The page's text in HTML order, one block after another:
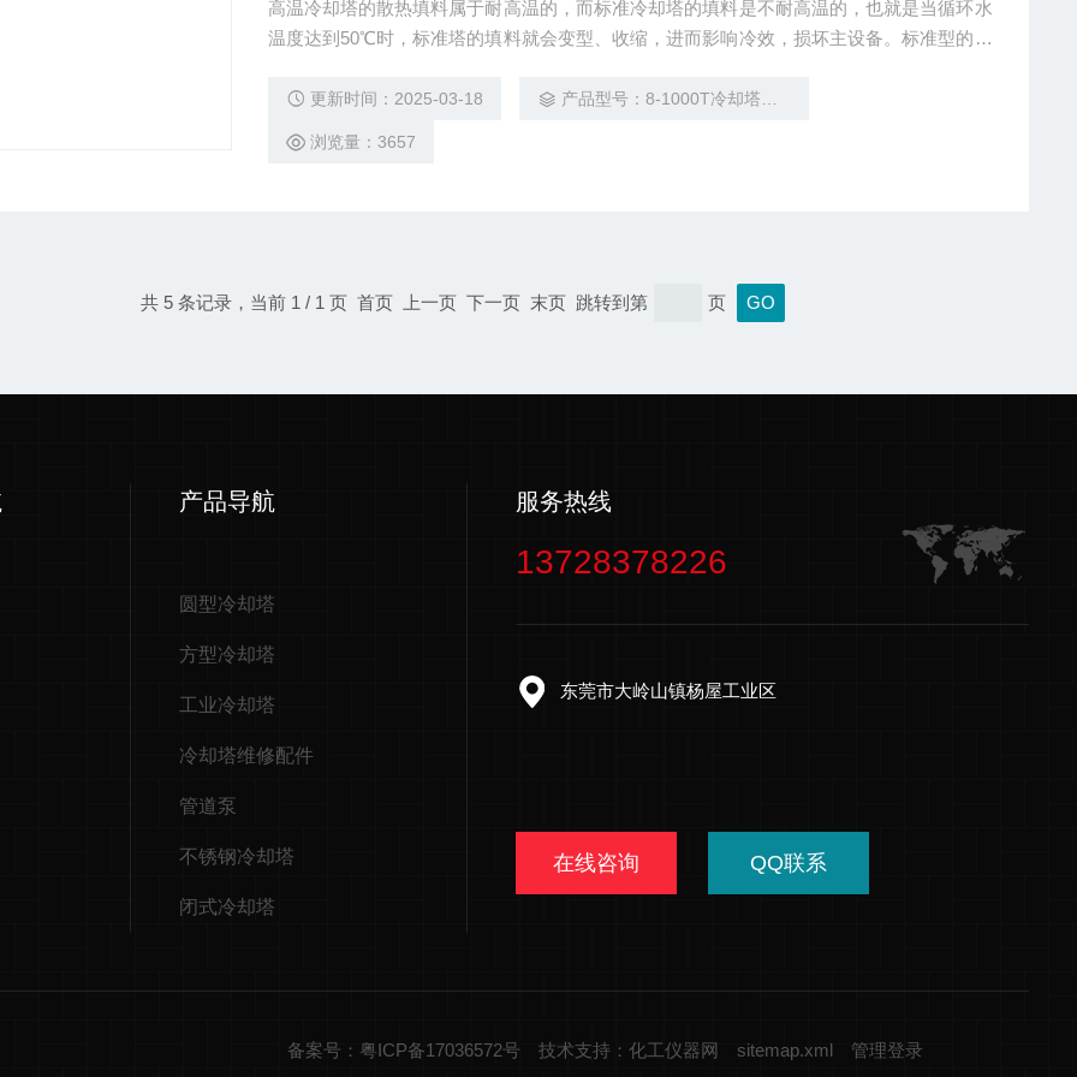
高温冷却塔的散热填料属于耐高温的，而标准冷却塔的填料是不耐高温的，也就是当循环水
温度达到50℃时，标准塔的填料就会变型、收缩，进而影响冷效，损坏主设备。标准型的一
填料 更新时间：2025-03-18 产品型号：8-1000T冷却塔填料
浏览量：3657
共 5 条记录，当前 1 / 1 页 首页 上一页 下一页 末页 跳转到第 页
产品导航
圆型冷却塔
方型冷却塔
工业冷却塔
冷却塔维修配件
管道泵
不锈钢冷却塔
闭式冷却塔
服务热线
13728378226
东莞市大岭山镇杨屋工业区
在线咨询 QQ联系
备案号：粤ICP备17036572号 技术支持：化工仪器网 sitemap.xml 管理登录